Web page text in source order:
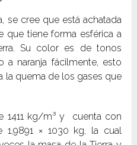
se cree que está achatada
que tiene forma esférica a
Su color es de tonos
a naranja fácilmente, esto
la quema de los gases que
1411 kg/m³ y cuenta con
1,9891 × 1030 kg, la cual